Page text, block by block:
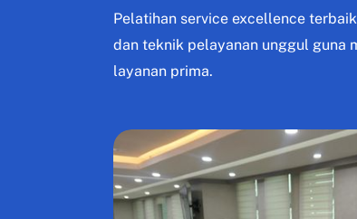
Pelatihan service excellence
dan teknik pelayanan unggul guna
layanan prima.